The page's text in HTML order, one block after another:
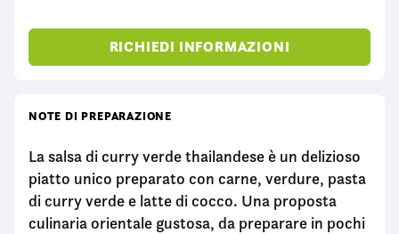
RICHIEDI INFORMAZIONI
NOTE DI PREPARAZIONE
La salsa di curry verde thailandese è un delizioso
piatto unico preparato con carne, verdure, pasta
di curry verde e latte di cocco. Una proposta
culinaria orientale gustosa, da preparare in pochi